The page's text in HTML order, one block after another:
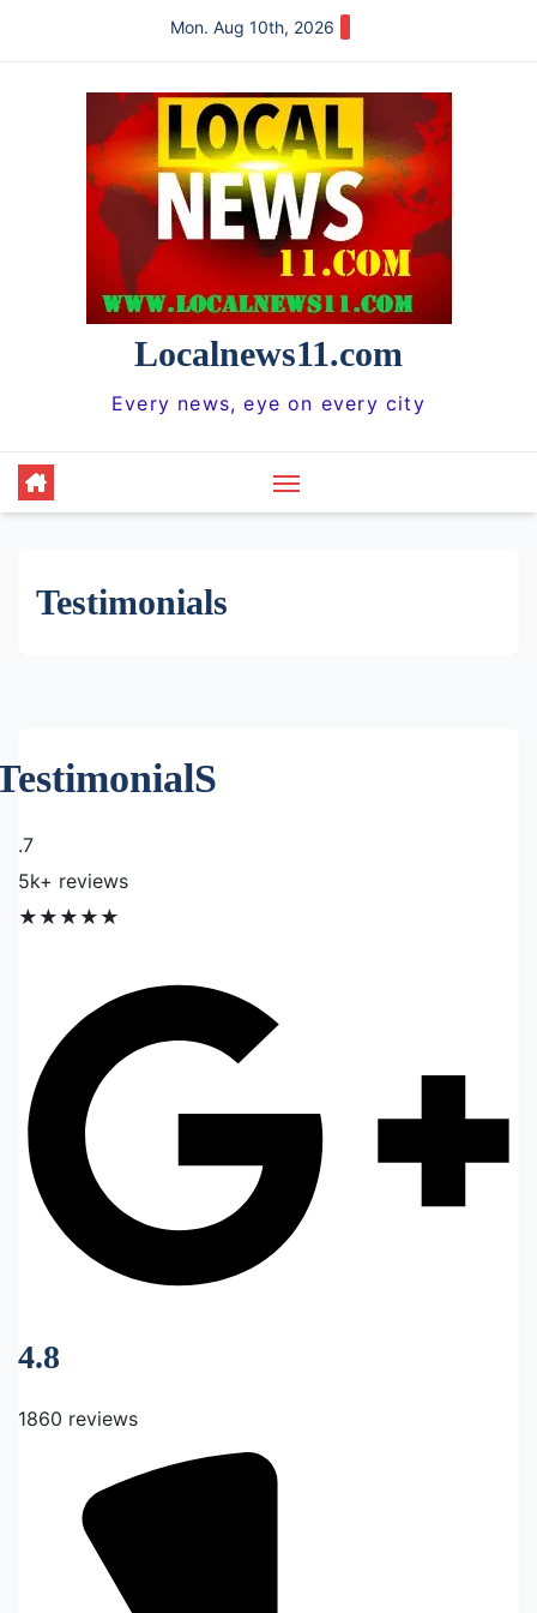
Mon. Aug 10th, 2026
Localnews11.com
Every news, eye on every city
Testimonials
.7
5k+ reviews
★ ★ ★ ★ ★
4.8
1860 reviews